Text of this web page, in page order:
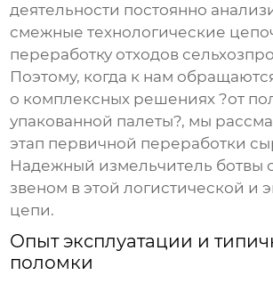
деятельности постоянно
смежные технологические
переработку отходов
Поэтому, когда к нам
о комплексных решениях ?от
упакованной палеты?, мы
этап первичной переработки
Надежный измельчитель ботвы
звеном в этой логистической и
цепи.
Опыт эксплуатации и
поломки